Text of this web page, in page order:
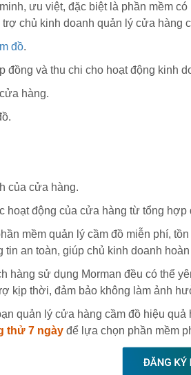
ưu việt, đặc biệt là phần mềm
trợ chủ kinh doanh quản lý cửa hàng
đồ.
đồng và thu chi cho hoạt động kinh
hàng.
của cửa hàng.
hoạt động của cửa hàng từ tổng hợp
mềm quản lý cầm đồ miễn phí,
tin an toàn, giúp chủ kinh doanh
hàng sử dụng Morman đều có thể
kịp thời, đảm bảo không làm ảnh
quản lý cửa hàng cầm đồ hiệu
thử 7 ngày để lựa chọn phần mềm